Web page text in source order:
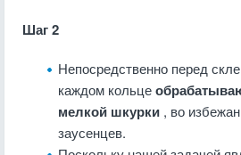
Шаг 2
Непосредственно перед
каждом кольце
мелкой шкурки , во
заусенцев.